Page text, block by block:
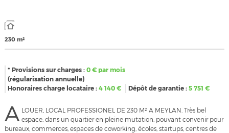
230 m²
* Provisions sur charges : 0€ par mois
(régularisation annuelle)
Honoraires charge locataire : 4 140€ Dépôt de garantie :5 751 €
A LOUER, LOCAL PROFESSIONEL DE 230 M² A MEYLAN. Très bel
espace, dans un quartier en pleine mutation, pouvant convenir pour
bureaux, commerces, espaces de coworking, écoles, startups, centres de